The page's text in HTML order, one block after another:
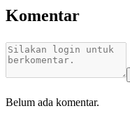
Komentar
Belum ada komentar.